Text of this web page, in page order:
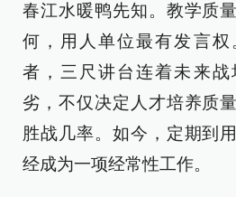
春江水暖鸭先知。教学质
何，用人单位最有发言
者，三尺讲台连着未来
劣，不仅决定人才培养质
胜战几率。如今，定期到
经成为一项经常性工作。